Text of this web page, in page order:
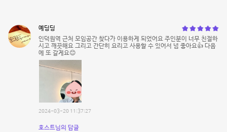
예딩딩
인덕원역 근처 모임공간 찾다가 이용하게 되었어요 주인분이 너무 친절하
시고 깨끗해요 그리고 간단히 요리고 사용할 수 있어서 넘 좋아요👍 다음
에 또 갈게요😊
2024-03-20 11:37:27
호스트님의 답글